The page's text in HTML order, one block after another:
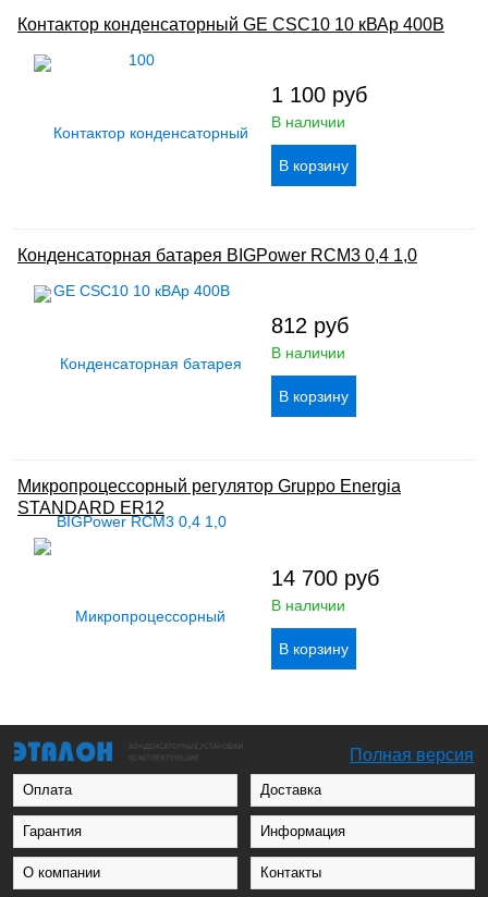
Контактор конденсаторный GE CSC10 10 кВАр 400В
1 100 руб
В наличии
Конденсаторная батарея BIGPower RCM3 0,4 1,0
812 руб
В наличии
Микропроцессорный регулятор Gruppo Energia
STANDARD ER12
14 700 руб
В наличии
Полная версия
Оплата Доставка
Гарантия Информация
О компании Контакты